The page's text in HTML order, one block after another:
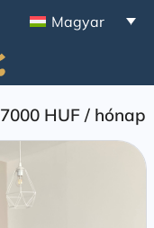
Magyar
HUF/ hónap